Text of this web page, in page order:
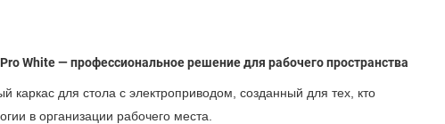
White — профессиональное решение для рабочего пространства
каркас для стола с электроприводом, созданный для тех, кто
в организации рабочего места.